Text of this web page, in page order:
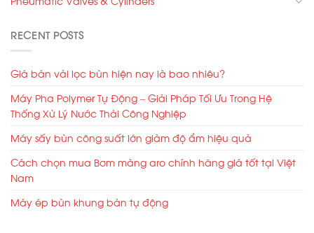
RECENT POSTS
Giá bán vải lọc bùn hiện nay là bao nhiêu?
Máy Pha Polymer Tự Động – Giải Pháp Tối Ưu Trong Hệ
Thống Xử Lý Nước Thải Công Nghiệp
Máy sấy bùn công suất lớn giảm độ ẩm hiệu quả
Cách chọn mua Bơm màng aro chính hãng giá tốt tại Việt
Nam
Máy ép bùn khung bản tự động